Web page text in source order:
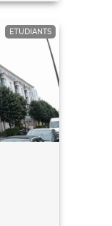
ETUDIANTS